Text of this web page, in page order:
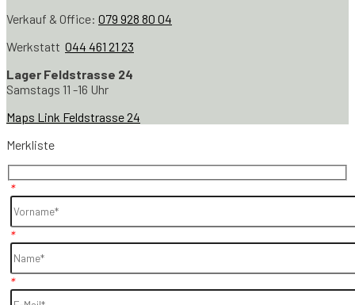
Verkauf & Office: 079 928 80 04
Werkstatt 044 461 21 23
Lager Feldstrasse 24
Samstags 11 -16 Uhr
Maps Link Feldstrasse 24
Merkliste
*
*
*